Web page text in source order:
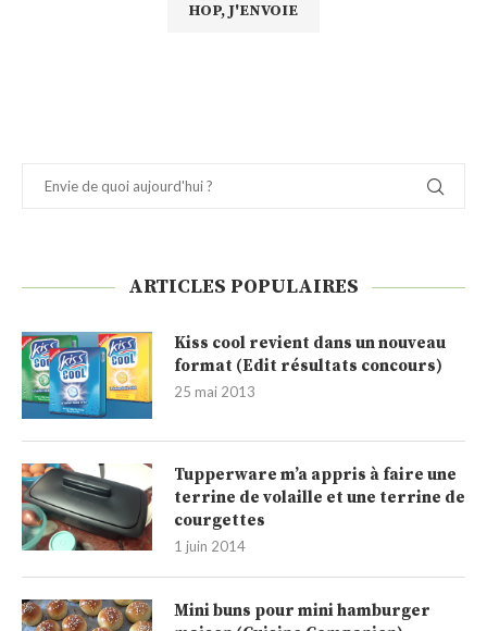
ARTICLES POPULAIRES
Kiss cool revient dans un nouveau
format (Edit résultats concours)
25 mai 2013
Tupperware m’a appris à faire une
terrine de volaille et une terrine de
courgettes
1 juin 2014
Mini buns pour mini hamburger